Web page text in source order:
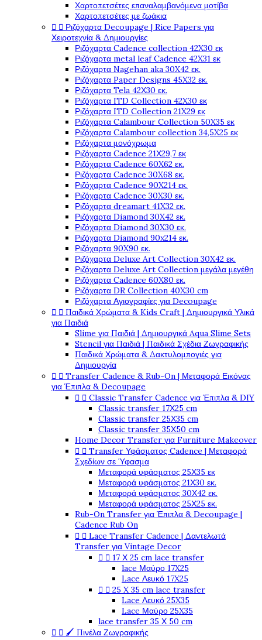
Χαρτοπετσέτες επαναλαμβανόμενα μοτίβα
Χαρτοπετσέτες με ζωάκια
  Ριζόχαρτα Decoupage | Rice Papers για
Χειροτεχνία & Δημιουργίες
Ριζόχαρτα Cadence collection 42X30 εκ
Ριζόχαρτα metal leaf Cadence 42X31 εκ
Ριζόχαρτα Nagehan aka 30X42 εκ.
Ριζόχαρτα Paper Designs 45X32 εκ.
Ριζόχαρτα Tela 42Χ30 εκ.
Ριζόχαρτα ITD Collection 42X30 εκ
Ριζόχαρτα ITD Collection 21X29 εκ
Ριζόχαρτα Calambour Collection 50X35 εκ
Ριζόχαρτα Calambour collection 34,5X25 εκ
Ριζόχαρτα μονόχρωμα
Ριζόχαρτα Cadence 21Χ29,7 εκ
Ριζόχαρτα Cadence 60X62 εκ.
Ριζόχαρτα Cadence 30X68 εκ.
Ριζόχαρτα Cadence 90X214 εκ.
Ριζόχαρτα Cadence 30X30 εκ.
Ριζόχαρτα dreamart 41X32 εκ.
Ριζόχαρτα Diamond 30X42 εκ.
Ριζόχαρτα Diamond 30X30 εκ.
Ριζόχαρτα Diamond 90x214 εκ.
Ριζόχαρτα 90X90 εκ.
Ριζόχαρτα Deluxe Art Collection 30X42 εκ.
Ριζόχαρτα Deluxe Art Collection μεγάλα μεγέθη
Ριζόχαρτα Cadence 60X80 εκ.
Ριζόχαρτα DR Collection 40X30 cm
Ριζόχαρτα Αγιογραφίες για Decoupage
  Παιδικά Χρώματα & Kids Craft | Δημιουργικά Υλικά
για Παιδιά
Slime για Παιδιά | Δημιουργικά Aqua Slime Sets
Stencil για Παιδιά | Παιδικά Σχέδια Ζωγραφικής
Παιδικά Χρώματα & Δακτυλομπογιές για
Δημιουργία
  Transfer Cadence & Rub-On | Μεταφορά Εικόνας
για Έπιπλα & Decoupage
  Classic Transfer Cadence για Έπιπλα & DIY
Classic transfer 17Χ25 cm
Classic transfer 25Χ35 cm
Classic transfer 35Χ50 cm
Home Decor Transfer για Furniture Makeover
  Transfer Υφάσματος Cadence | Μεταφορά
Σχεδίων σε Ύφασμα
Μεταφορά υφάσματος 25Χ35 εκ
Μεταφορά υφάσματος 21Χ30 εκ.
Μεταφορά υφάσματος 30Χ42 εκ.
Μεταφορά υφάσματος 25Χ25 εκ.
Rub-On Transfer για Έπιπλα & Decoupage |
Cadence Rub On
  Lace Transfer Cadence | Δαντελωτά
Transfer για Vintage Decor
  17 Χ 25 cm lace transfer
lace Μαύρο 17X25
Lace Λευκό 17X25
  25 X 35 cm lace transfer
Lace Λευκό 25X35
Lace Μαύρο 25X35
lace transfer 35 Χ 50 cm
  🖌️ Πινέλα Ζωγραφικής